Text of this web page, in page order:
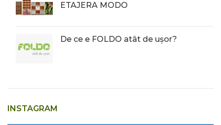
ETAJERA MODO
De ce e FOLDO atât de ușor?
INSTAGRAM